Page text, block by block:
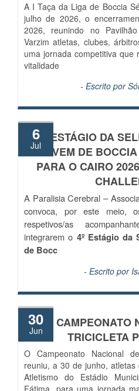
A I Taça da Liga de Boccia
julho de 2026, o
2026, reunindo no
Varzim atletas, clubes,
uma jornada competitiva
vitalidade
- Escrito por
4º ESTÁGIO DA
JOVEM DE
PARA O CAIRO
6
Jul
A Paralisia Cerebral –
convoca, por este meio,
respetivos/as
integrarem o 4º Estágio da
de Bocc
- Escrito por
CAMPEONATO
TRICICLETA
30
Jun
O Campeonato Nacional
reuniu, a 30 de junho,
Atletismo do Estádio
Fátima, para uma jornada